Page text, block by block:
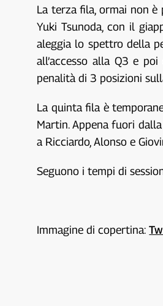
La terza fila, ormai non è
Yuki Tsunoda, con il
aleggia lo spettro della
all’accesso alla Q3 e
penalità di 3 posizioni
La quinta fila è
Martin. Appena fuori
a Ricciardo, Alonso e
Seguono i tempi di
Immagine di copertina: